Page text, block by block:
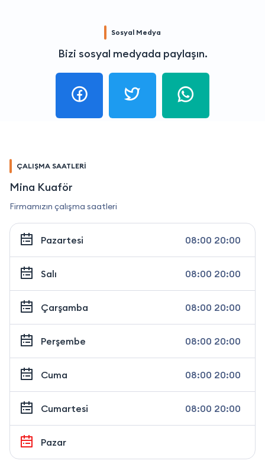
Sosyal Medya
Bizi sosyal medyada paylaşın.
ÇALIŞMA SAATLERİ
Mina Kuaför
Firmamızın çalışma saatleri
Pazartesi 08:00 20:00
Salı 08:00 20:00
Çarşamba 08:00 20:00
Perşembe 08:00 20:00
Cuma 08:00 20:00
Cumartesi 08:00 20:00
Pazar